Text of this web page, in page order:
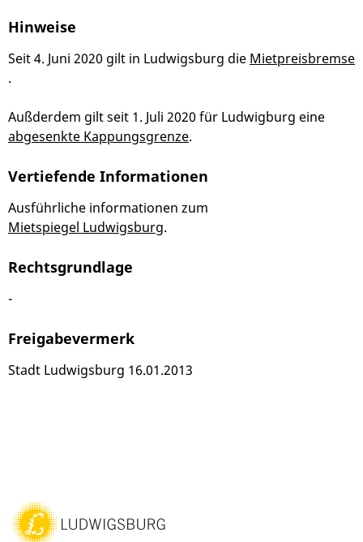
Hinweise
Seit 4. Juni 2020 gilt in Ludwigsburg die Mietpreisbremse
.
Außderdem gilt seit 1. Juli 2020 für Ludwigburg eine
abgesenkte Kappungsgrenze.
Vertiefende Informationen
Ausführliche informationen zum
Mietspiegel Ludwigsburg.
Rechtsgrundlage
-
Freigabevermerk
Stadt Ludwigsburg 16.01.2013